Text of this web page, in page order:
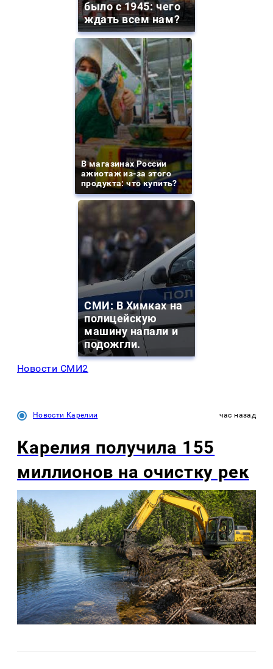
было с 1945: чего
ждать всем нам?
В магазинах России
ажиотаж из-за этого
продукта: что купить?
СМИ: В Химках на
полицейскую
машину напали и
подожгли.
Новости СМИ2
Новости Карелии час назад
Карелия получила 155
миллионов на очистку рек